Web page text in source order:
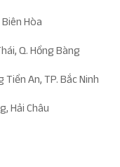
Biên Hòa
Q. Hồng Bàng
An, TP. Bắc Ninh
Hải Châu